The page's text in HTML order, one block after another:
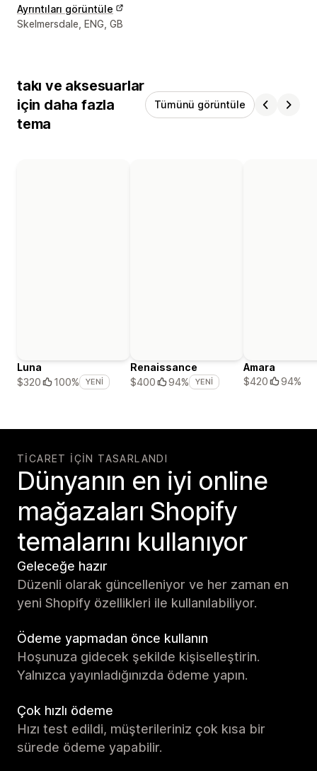
Ayrıntıları görüntüle
Tasarımcı iletişim bilgileri
Skelmersdale, ENG, GB
takı ve aksesuarlar
için daha fazla
tema
Tümünü görüntüle
Luna
$320
100% YENI
Renaissance
$400
94% YENI
Amara
$420
94%
TICARET IÇIN TASARLANDI
Dünyanın en iyi online
mağazaları Shopify
temalarını kullanıyor
Geleceğe hazır
Düzenli olarak güncelleniyor ve her zaman en
yeni Shopify özellikleri ile kullanılabiliyor.
Ödeme yapmadan önce kullanın
Hoşunuza gidecek şekilde kişiselleştirin.
Yalnızca yayınladığınızda ödeme yapın.
Çok hızlı ödeme
Hızı test edildi, müşterileriniz çok kısa bir
sürede ödeme yapabilir.